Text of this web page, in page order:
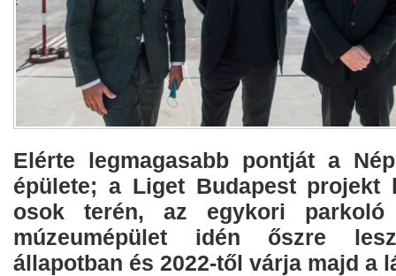
Elérte legmagasabb pontját a
épülete; a Liget Budapest projekt
osok terén, az egykori parkoló
múzeumépület idén őszre
állapotban és 2022-től várja majd a